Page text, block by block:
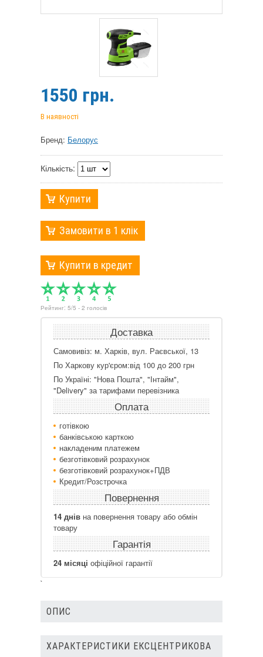
1550 грн.
В наявності
Бренд: Белорус
Кількість:
Купити
Замовити в 1 клік
Купити в кредит
Рейтинг: 5/5 - 2 голосів
Доставка
Самовивіз: м. Харків, вул. Раєвської, 13
По Харкову кур'єром:від 100 до 200 грн
По Україні: "Нова Пошта", "Інтайм",
"Delivery" за тарифами перевізника
Оплата
готівкою
банківською карткою
накладеним платежем
безготівковий розрахунок
безготівковий розрахунок+ПДВ
Кредит/Розстрочка
Повернення
14 днів на повернення товару або обмін
товару
Гарантія
24 місяці офіційної гарантії
`
ОПИС
ХАРАКТЕРИСТИКИ ЕКСЦЕНТРИКОВА